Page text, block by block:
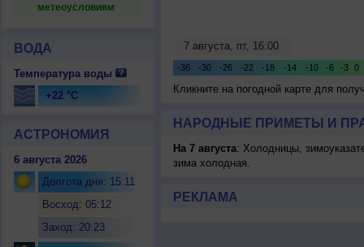
метеоусловиям
ВОДА
Температура воды
+22 °C
АСТРОНОМИЯ
6 августа 2026
Долгота дня: 15:11
Восход: 05:12
Заход: 20:23
Кликните на погодной карте для
НАРОДНЫЕ ПРИМЕТЫ И
На 7 августа: Холодницы,
зима холодная.
РЕКЛАМА